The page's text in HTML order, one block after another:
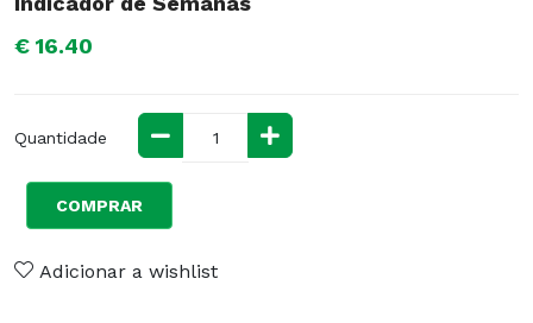
€ 16.40
Quantidade
COMPRAR
Adicionar a wishlist